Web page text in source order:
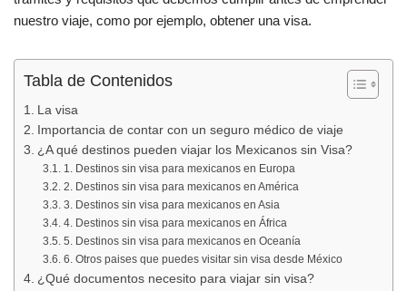
o
k
p
tir
nuestro viaje, como por ejemplo, obtener una visa.
Tabla de Contenidos
La visa
Importancia de contar con un seguro médico de viaje
¿A qué destinos pueden viajar los Mexicanos sin Visa?
1. Destinos sin visa para mexicanos en Europa
2. Destinos sin visa para mexicanos en América
3. Destinos sin visa para mexicanos en Asia
4. Destinos sin visa para mexicanos en África
5. Destinos sin visa para mexicanos en Oceanía
6. Otros paises que puedes visitar sin visa desde México
¿Qué documentos necesito para viajar sin visa?